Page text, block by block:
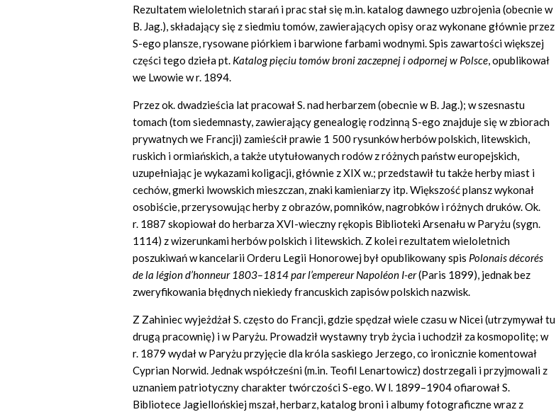
Rezultatem wieloletnich starań i prac stał się m.in. katalog dawnego uzbrojenia (obecnie w
B. Jag.), składający się z siedmiu tomów, zawierających opisy oraz wykonane głównie przez
S-ego plansze, rysowane piórkiem i barwione farbami wodnymi. Spis zawartości większej
części tego dzieła pt. Katalog pięciu tomów broni zaczepnej i odpornej w Polsce,opublikował
we Lwowie w r. 1894.
Przez ok. dwadzieścia lat pracował S. nad herbarzem (obecnie w B. Jag.); w szesnastu
tomach (tom siedemnasty, zawierający genealogię rodzinną S-ego znajduje się w zbiorach
prywatnych we Francji) zamieścił prawie 1 500 rysunków herbów polskich, litewskich,
ruskich i ormiańskich, a także utytułowanych rodów z różnych państw europejskich,
uzupełniając je wykazami koligacji, głównie z XIX w.; przedstawił tu także herby miast i
cechów, gmerki lwowskich mieszczan, znaki kamieniarzy itp. Większość plansz wykonał
osobiście, przerysowując herby z obrazów, pomników, nagrobków i różnych druków. Ok.
r. 1887 skopiował do herbarza XVI-wieczny rękopis Biblioteki Arsenału w Paryżu (sygn.
1114) z wizerunkami herbów polskich i litewskich. Z kolei rezultatem wieloletnich
poszukiwań w kancelarii Orderu Legii Honorowej był opublikowany spis Polonais décorés
de la légion d’honneur 1803–1814 par l’empereur Napoléon I-er(Paris 1899), jednak bez
zweryfikowania błędnych niekiedy francuskich zapisów polskich nazwisk.
Z Zahiniec wyjeżdżał S. często do Francji, gdzie spędzał wiele czasu w Nicei (utrzymywał tu
drugą pracownię) i w Paryżu. Prowadził wystawny tryb życia i uchodził za kosmopolitę; w
r. 1879 wydał w Paryżu przyjęcie dla króla saskiego Jerzego, co ironicznie komentował
Cyprian Norwid. Jednak współcześni (m.in. Teofil Lenartowicz) dostrzegali i przyjmowali z
uznaniem patriotyczny charakter twórczości S-ego. W l. 1899–1904 ofiarował S.
Bibliotece Jagiellońskiej mszał, herbarz, katalog broni i albumy fotograficzne wraz z